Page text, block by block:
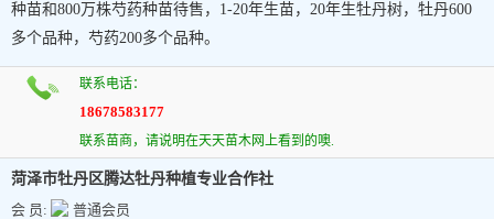
种苗和800万株芍药种苗待售，1-20年生苗，20年生牡丹树，牡丹600
多个品种，芍药200多个品种。
联系电话：
18678583177
联系苗商，请说明在天天苗木网上看到的噢.
菏泽市牡丹区腾达牡丹种植专业合作社
会 员:
普通会员